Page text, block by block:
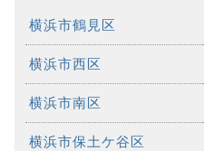
横浜市鶴見区
横浜市西区
横浜市南区
横浜市保土ケ谷区